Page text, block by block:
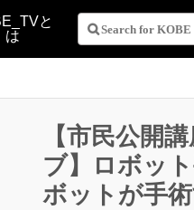
と
は
【市民公開
ブ】ロボッ
ボットが手